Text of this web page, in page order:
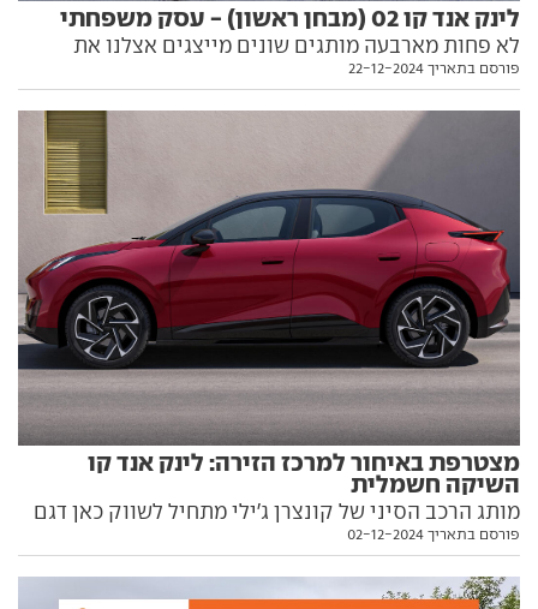
לינק אנד קו 02 (מבחן ראשון) - עסק משפחתי
לא פחות מארבעה מותגים שונים מייצגים אצלנו את
קונצרן ג'ילי, וכולם הקדימו את מי שאמור היה להיות חוד
האחרון להגיע הוא גם המוצלח שבהם? מבחן מקומי
ראשון מביא עמו שלל מסקנות
פורסם בתאריך 22-12-2024
מצטרפת באיחור למרכז הזירה: לינק אנד קו
השיקה חשמלית
מותג הרכב הסיני של קונצרן ג'ילי מתחיל לשווק כאן דגם
חשמלי ראשון. עם תג מחיר נמוך מאחיו לפלטפורמה
מה שחשוב לדעת עליה
פורסם בתאריך 02-12-2024